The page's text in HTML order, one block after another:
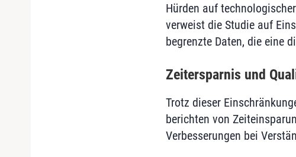
Hürden auf
verweist die Studie auf
begrenzte Daten, die eine
Zeitersparnis und
Trotz dieser
berichten von
Verbesserungen bei